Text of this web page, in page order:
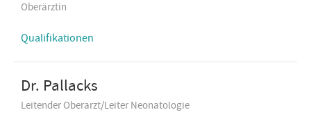
Oberärztin
Qualifikationen
Dr. Pallacks
Leitender Oberarzt/Leiter Neonatologie